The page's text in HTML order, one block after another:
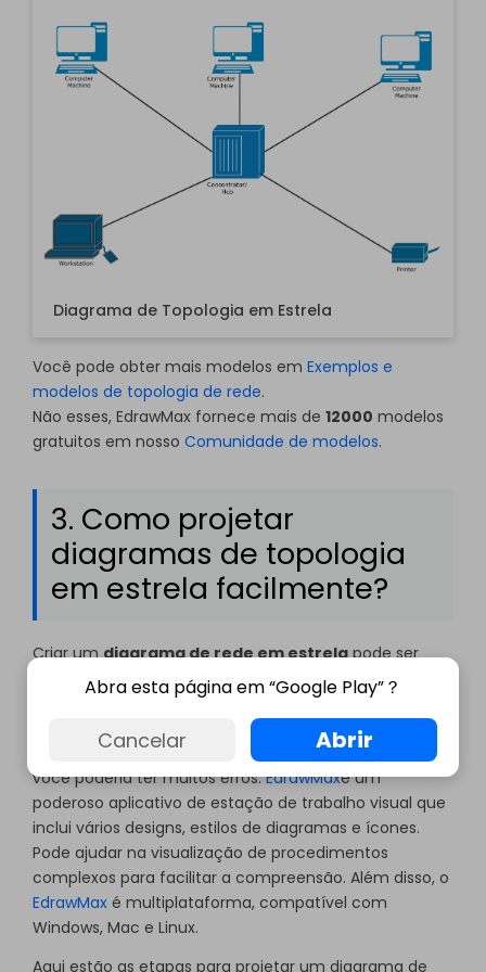
download do EdrawMaxgrátis
Clique para baixar e usar esses modelos.
Enquanto o arquivoeddx precisa ser aberto no
EdrawMax.
Diagrama de Topologia em Estrela
Você pode obter mais modelos em Exemplos e
modelos de topologia de rede.
Não esses, EdrawMax fornece mais de 12000 modelos
gratuitos em nosso Comunidade de modelos.
3. Como projetar
diagramas de topologia
em estrela facilmente?
Criar umdiagrama de rede em estrelapode ser
demorado e estressante, especialmente se feito à
mão. Você precisará fazer muitos cálculos
matemáticos, bem como esboçar cada objeto em
proporção. Além disso, projetá-lo no papel seria caro e
você poderia ter muitos erros.EdrawMaxé um
poderoso aplicativo de estação de trabalho visual que
inclui vários designs, estilos de diagramas e ícones.
Pode ajudar na visualização de procedimentos
complexos para facilitar a compreensão. Além disso, o
EdrawMax é multiplataforma, compatível com
Windows, Mac e Linux.
Aqui estão as etapas para projetar um diagrama de
Abra esta página em “Google Play”？
Cancelar Abrir